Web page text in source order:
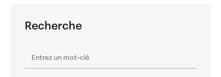
Recherche
Entrez un mot-clé